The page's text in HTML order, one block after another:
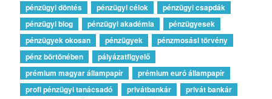
pénzügyi döntés
pénzügyi célok
pénzügyi csapdák
pénzügyi blog
pénzügyi akadémia
pénzügyesek
pénzügyek okosan
pénzügyek
pénzmosási törvény
pénz börtönében
pályázatfigyelő
prémium magyar állampapír
prémium euró állampapír
profi pénzügyi tanácsadó
privátbankár
privát bankár